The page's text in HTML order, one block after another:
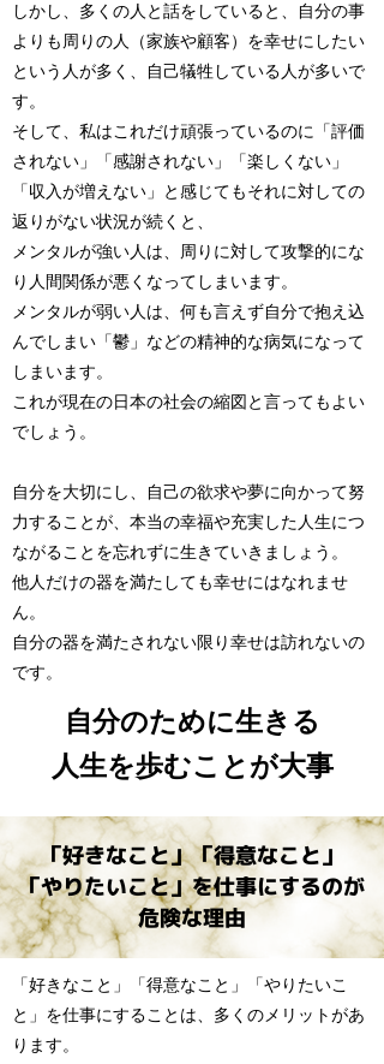
しかし、多くの人と話をしていると、自分の事
よりも周りの人（家族や顧客）を幸せにしたい
という人が多く、自己犠牲している人が多いで
す。
そして、私はこれだけ頑張っているのに「評価
されない」「感謝されない」「楽しくない」
「収入が増えない」
と感じてもそれに対しての
返りがない状況が続くと、
メンタルが強い人は、周りに対して攻撃的にな
り人間関係が悪くなってしまいます。
メンタルが弱い人は、何も言えず自分で抱え込
んでしまい「鬱」などの精神的な病気になって
しまいます。
これが現在の日本の社会の縮図と言ってもよい
でしょう。
自分を大切にし、自己の欲求や夢に向かって努
力することが、本当の幸福や充実した人生につ
ながることを忘れずに生きていきましょう。
他人だけの器を満たしても幸せにはなれませ
ん。
自分の器を満たされない限り幸せは訪れないの
です。
自分のために生きる
人生を歩むことが大事
「好きなこと」「得意なこと」
「やりたいこと」を仕事にするのが
​危険な理由
「好きなこと」「得意なこと」「やりたいこ
と」を仕事にすることは、多くのメリットがあ
ります。